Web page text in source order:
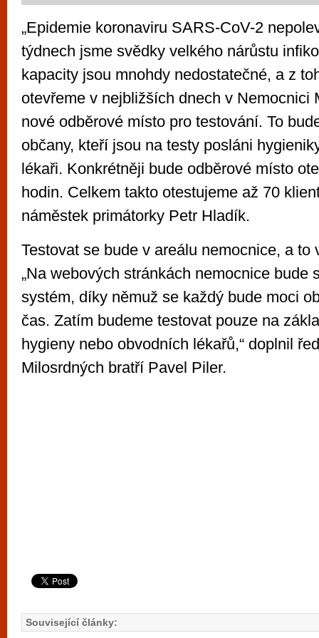
„Epidemie koronaviru SARS-CoV-2
týdnech jsme svědky velkého nárůstu
kapacity jsou mnohdy nedostatečné, a z
otevřeme v nejbližších dnech v Nemocnici
nové odběrové místo pro testování. To
občany, kteří jsou na testy posláni
lékaři. Konkrétněji bude odběrové místo
hodin. Celkem takto otestujeme až 70
náměstek primátorky Petr Hladík.
Testovat se bude v areálu nemocnice, a to
„Na webových stránkách nemocnice bude
systém, díky němuž se každý bude moci
čas. Zatím budeme testovat pouze na
hygieny nebo obvodních lékařů,“ doplnil
Milosrdných bratří Pavel Piler.
Související články: